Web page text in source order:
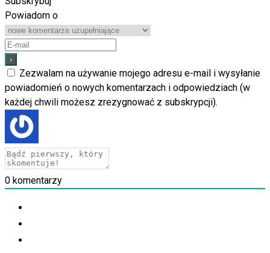
Powiadom o
Zezwalam na używanie mojego adresu e-mail i wysyłanie
powiadomień o nowych komentarzach i odpowiedziach (w
każdej chwili możesz zrezygnować z subskrypcji).
0 komentarzy